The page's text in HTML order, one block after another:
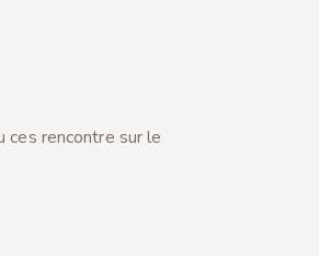
ces rencontre sur le